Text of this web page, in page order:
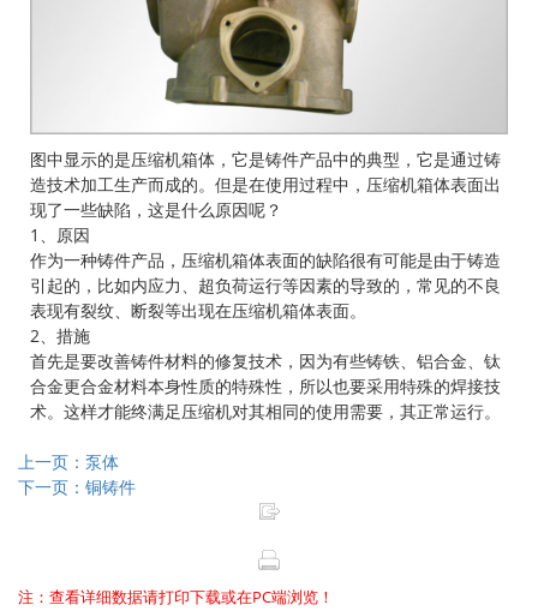
图中显示的是压缩机箱体，它是铸件产品中的典型，它是通过铸
造技术加工生产而成的。但是在使用过程中，压缩机箱体表面出
现了一些缺陷，这是什么原因呢？
1、原因
作为一种铸件产品，压缩机箱体表面的缺陷很有可能是由于铸造
引起的，比如内应力、超负荷运行等因素的导致的，常见的不良
表现有裂纹、断裂等出现在压缩机箱体表面。
2、措施
首先是要改善铸件材料的修复技术，因为有些铸铁、铝合金、钛
合金更合金材料本身性质的特殊性，所以也要采用特殊的焊接技
术。这样才能终满足压缩机对其相同的使用需要，其正常运行。
上一页：泵体
下一页：铜铸件
注：查看详细数据请打印下载或在PC端浏览！